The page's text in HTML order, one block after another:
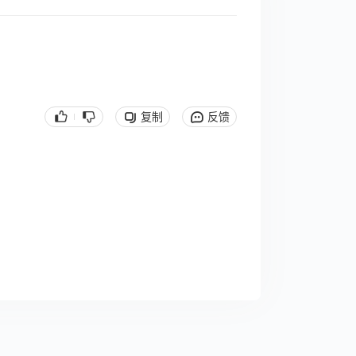
复制 反馈